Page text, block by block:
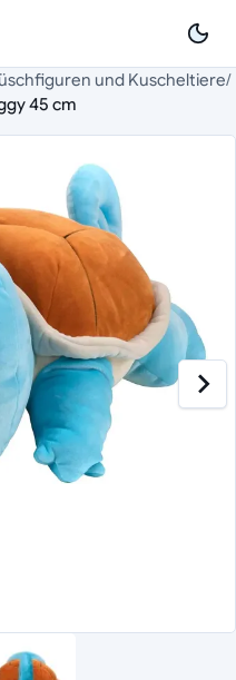
und Kuscheltiere/
45 cm